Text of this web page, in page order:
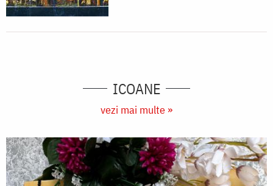
ICOANE
vezi mai multe »